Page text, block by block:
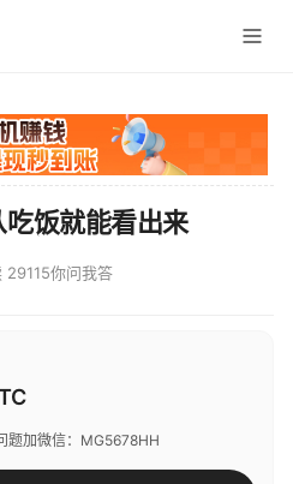
饭就能看出来
29115你问我答
题加微信：MG5678HH